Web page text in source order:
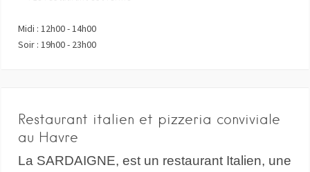
Midi : 12h00 - 14h00
Soir : 19h00 - 23h00
Restaurant italien et pizzeria conviviale
au Havre
La SARDAIGNE, est un restaurant Italien, une